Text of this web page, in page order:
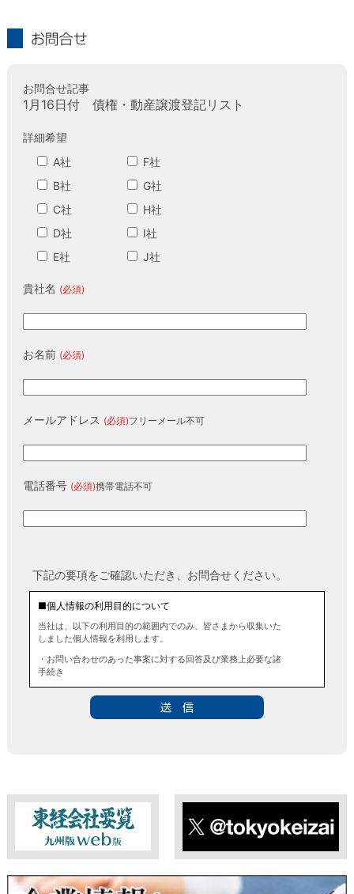
お問合せ記事
1月16日付 債権・動産譲渡登記リスト
詳細希望
A社
B社
C社
D社
E社
F社
G社
H社
I社
J社
貴社名 (必須)
お名前 (必須)
メールアドレス (必須)フリーメール不可
電話番号 (必須)携帯電話不可
下記の要項をご確認いただき、お問合せください。
■個人情報の利用目的について
当社は、以下の利用目的の範囲内でのみ、皆さまから収集いた
しました個人情報を利用します。
・お問い合わせのあった事案に対する回答及び業務上必要な諸
手続き
■個人情報の第三者提供について
■ 個人情報提供の任意性及び留意点
個人情報のご提供は任意ですが、必要な個人情報をご提供いた
だけなかった場合は、上記利用目的を達成できない場合があり
ますのでご了承ください。
当社は、本人が自己の個人情報について、通知・開示・訂正・
東経会社要覧web版 X